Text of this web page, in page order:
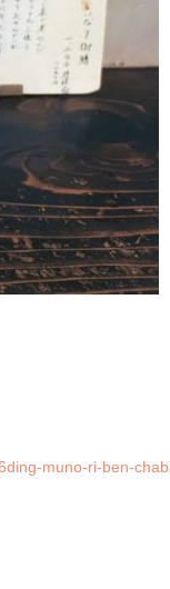
muno-ri-ben-